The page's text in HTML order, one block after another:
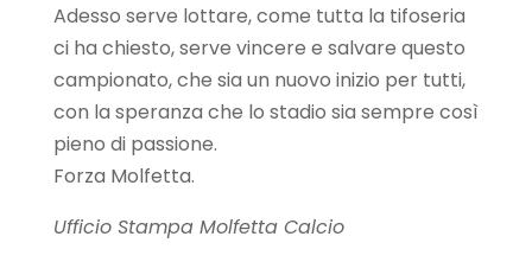
Adesso serve lottare, come tutta la tifoseria
ci ha chiesto, serve vincere e salvare questo
campionato, che sia un nuovo inizio per tutti,
con la speranza che lo stadio sia sempre così
pieno di passione.
Forza Molfetta.
Ufficio Stampa Molfetta Calcio